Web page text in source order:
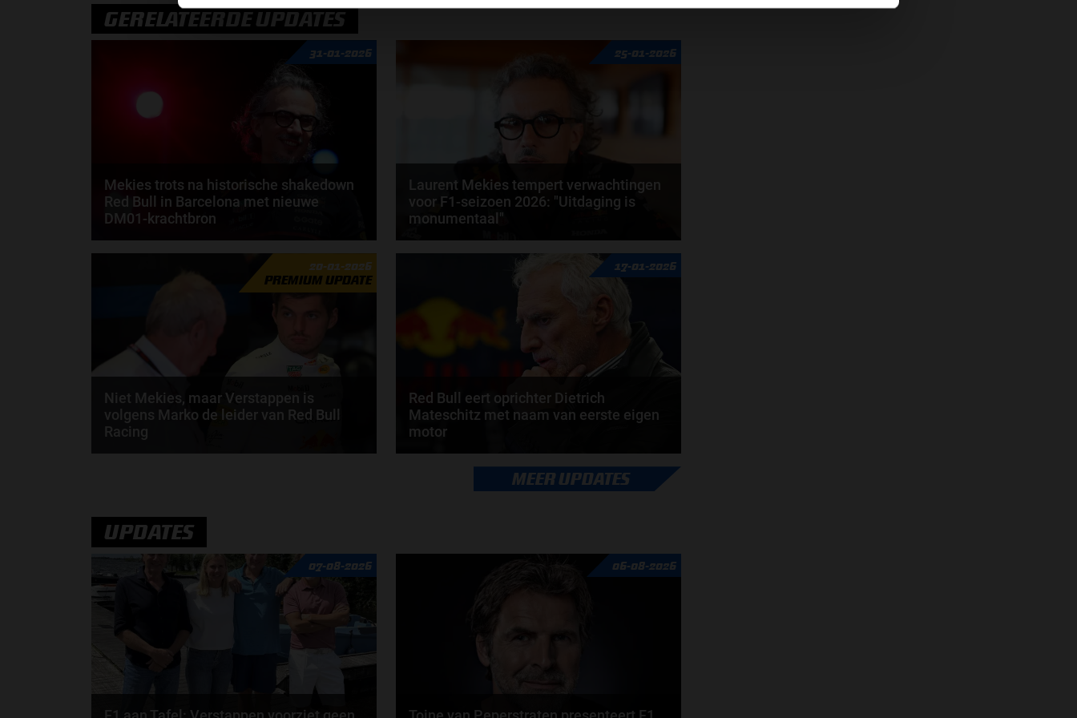
GERELATEERDE UPDATES
31-01-2026
Mekies trots na historische shakedown
Red Bull in Barcelona met nieuwe
DM01-krachtbron
Laurent Mekies kijkt met een tevreden gevoel terug
op de shakedown die Red Bull Racing afgelopen...
25-01-2026
Laurent Mekies tempert verwachtingen
voor F1-seizoen 2026: "Uitdaging is
monumentaal"
Laurent Mekies heeft zijn licht laten schijnen op het
aanstaande Formule 1-seizoen van 2026. De...
20-01-2026
PREMIUM UPDATE
Niet Mekies, maar Verstappen is
volgens Marko de leider van Red Bull
Racing
doorJarlo van der Vloed
17-01-2026
Red Bull eert oprichter Dietrich
Mateschitz met naam van eerste eigen
motor
Het Formule 1-team van Red Bull heeft zijn
allereerste zelf ontwikkelde krachtbron vernoemd
MEER UPDATES
UPDATES
07-08-2026 06-08-2026